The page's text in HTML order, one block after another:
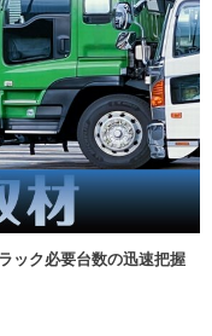
ック必要台数の迅速把握